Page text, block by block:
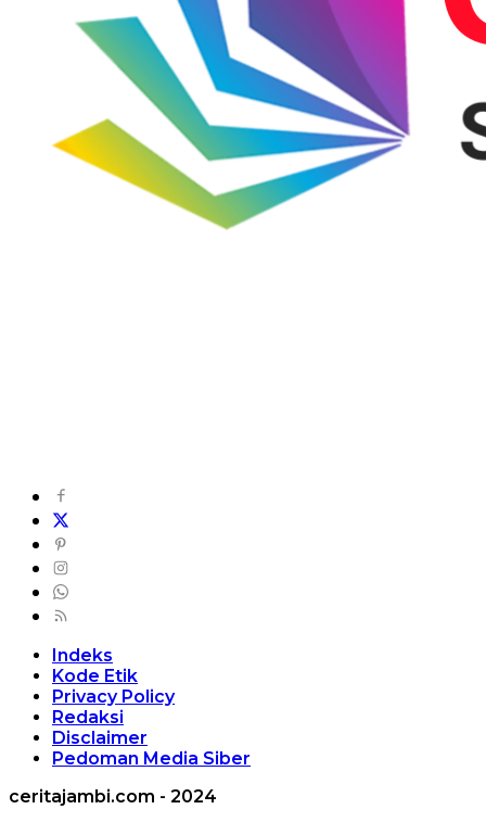
Indeks
Kode Etik
Privacy Policy
Redaksi
Disclaimer
Pedoman Media Siber
ceritajambi.com - 2024